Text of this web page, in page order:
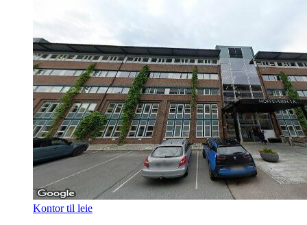
Kontor til leie